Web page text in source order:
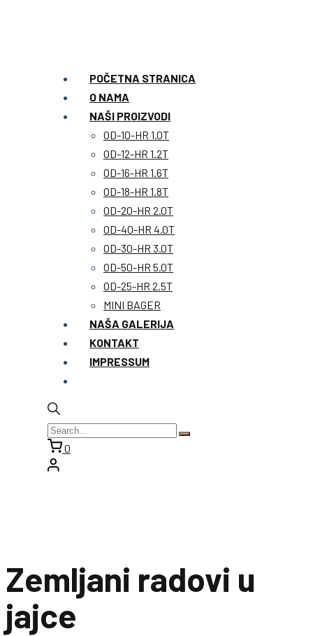
POČETNA STRANICA
O NAMA
NAŠI PROIZVODI
OD-10-HR 1.0T
OD-12-HR 1.2T
OD-16-HR 1.6T
OD-18-HR 1.8T
OD-20-HR 2.0T
OD-40-HR 4.0T
OD-30-HR 3.0T
OD-50-HR 5.0T
OD-25-HR 2.5T
MINI BAGER
NAŠA GALERIJA
KONTAKT
IMPRESSUM
0
Zemljani radovi u
jajce